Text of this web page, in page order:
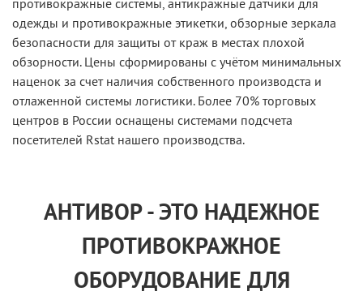
одежды и противокражные этикетки, обзорные зеркала
безопасности для защиты от краж в местах плохой
обзорности. Цены сформированы с учётом минимальных
наценок за счет наличия собственного производста и
отлаженной системы логистики. Более 70% торговых
центров в России оснащены системами подсчета
посетителей Rstat нашего производства.
АНТИВОР - ЭТО НАДЕЖНОЕ
ПРОТИВОКРАЖНОЕ
ОБОРУДОВАНИЕ ДЛЯ